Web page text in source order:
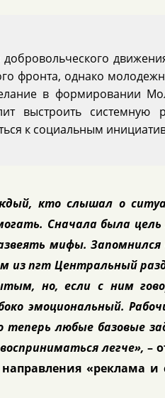
фронта, однако
в формировании
выстроить
к социальным
кто слышал о
Сначала была цель
мифы.
из пгт Центральный
но, если с ним
эмоциональный.
теперь любые базовые
легче»,–
«реклама и